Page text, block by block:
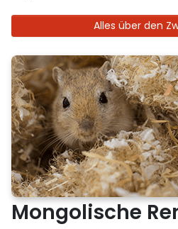
Alles über den
Mongolische